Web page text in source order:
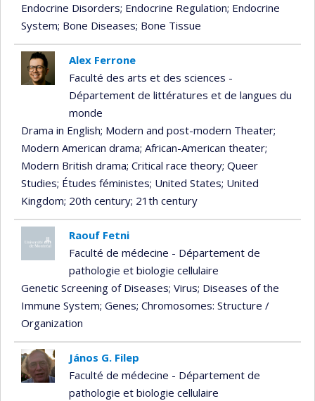
Endocrine Disorders; Endocrine Regulation; Endocrine
System; Bone Diseases; Bone Tissue
Alex Ferrone
Faculté des arts et des sciences -
Département de littératures et de langues du
monde
Drama in English; Modern and post-modern Theater;
Modern American drama; African-American theater;
Modern British drama; Critical race theory; Queer
Studies; Études féministes; United States; United
Kingdom; 20th century; 21th century
Raouf Fetni
Faculté de médecine - Département de
pathologie et biologie cellulaire
Genetic Screening of Diseases; Virus; Diseases of the
Immune System; Genes; Chromosomes: Structure /
Organization
János G. Filep
Faculté de médecine - Département de
pathologie et biologie cellulaire